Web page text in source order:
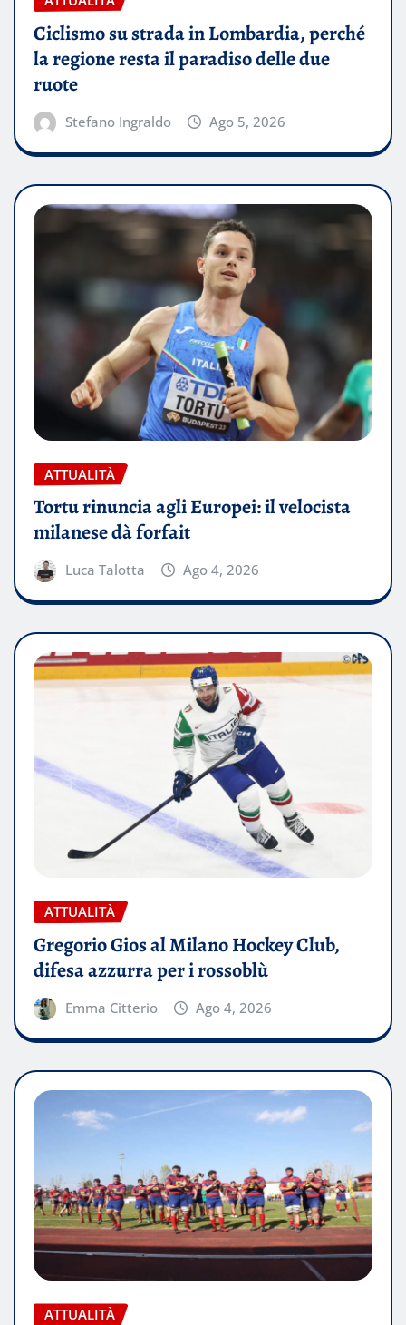
Ciclismo su strada in Lombardia, perché
la regione resta il paradiso delle due
ruote
Stefano Ingraldo Ago 5, 2026
ATTUALITÀ
Tortu rinuncia agli Europei: il velocista
milanese dà forfait
Luca Talotta Ago 4, 2026
ATTUALITÀ
Gregorio Gios al Milano Hockey Club,
difesa azzurra per i rossoblù
Emma Citterio Ago 4, 2026
ATTUALITÀ